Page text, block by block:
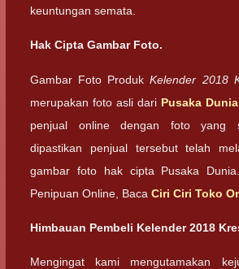
keuntungan semata.
Hak Cipta Gambar Foto.
Gambar Foto ProdukKelender 2018
merupakan foto asli dari Pusaka Dunia
penjual online dengan foto yang
dipastikan penjual tersebut telah
gambar foto hak cipta Pusaka
Penipuan Online, Baca Ciri Ciri Toko
Himbauan Pembeli Kelender 2018
Mengingat kami mengutamakan